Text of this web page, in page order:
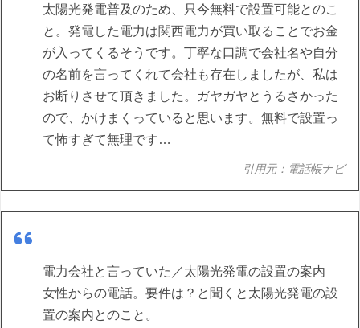
太陽光発電普及のため、只今無料で設置可能とのこ
と。発電した電力は関西電力が買い取ることでお金
が入ってくるそうです。丁寧な口調で会社名や自分
の名前を言ってくれて会社も存在しましたが、私は
お断りさせて頂きました。ガヤガヤとうるさかった
ので、かけまくっていると思います。無料で設置っ
て怖すぎて無理です…
引用元：電話帳ナビ
電力会社と言っていた／太陽光発電の設置の案内
女性からの電話。要件は？と聞くと太陽光発電の設
置の案内とのこと。